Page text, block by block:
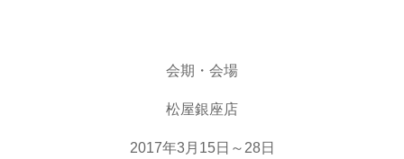
会期・会場
松屋銀座店
2017年3月15日～28日